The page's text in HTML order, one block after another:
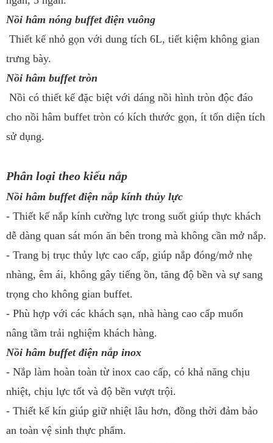
Nồi hâm nóng buffet điện vuông
Thiết kế nhỏ gọn với dung tích 6L, tiết kiệm không gian
trưng bày.
Nồi hâm buffet tròn
Nồi có thiết kế đặc biệt với dáng nồi hình tròn độc đáo
cho nồi hâm buffet tròn có kích thước gọn, ít tốn diện tích
sử dụng.
Phân loại theo kiểu nắp
Nồi hâm buffet điện nắp kính thủy lực
- Thiết kế nắp kính cường lực trong suốt giúp thực khách
dễ dàng quan sát món ăn bên trong mà không cần mở nắp.
- Trang bị trục thủy lực cao cấp, giúp nắp đóng/mở nhẹ
nhàng, êm ái, không gây tiếng ồn, tăng độ bền và sự sang
trọng cho không gian buffet.
- Phù hợp với các khách sạn, nhà hàng cao cấp muốn
nâng tầm trải nghiệm khách hàng.
Nồi hâm buffet điện nắp inox
- Nắp làm hoàn toàn từ inox cao cấp, có khả năng chịu
nhiệt, chịu lực tốt và độ bền vượt trội.
- Thiết kế kín giúp giữ nhiệt lâu hơn, đồng thời đảm bảo
an toàn vệ sinh thực phẩm.